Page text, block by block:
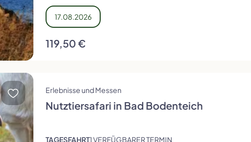
17.08.2026
119,50 €
Erlebnisse und Messen
Nutztiersafari in Bad Bodenteich
TAGESFAHRT1 VERFÜGBARER TERMIN